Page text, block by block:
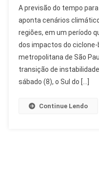
Tempo
SP
E
Sul
Fim
De
Semana:
A previsão do tempo
aponta cenários
regiões, em um período
dos impactos do ciclone-
metropolitana de São
transição de
sábado (8), o Sul do […]
Continue Lendo